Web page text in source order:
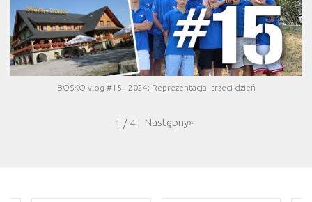
BOSKO vlog #15 - 2024; Reprezentacja, trzeci dzień
1 / 4 Następny»